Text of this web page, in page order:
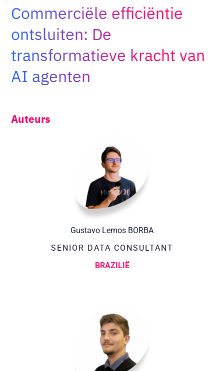
Adopt AI
naar:
NL
Commerciële efficiëntie
ontsluiten: De
transformatieve kracht van
AI agenten
Auteurs
Gustavo Lemos BORBA
SENIOR DATA CONSULTANT
BRAZILIË